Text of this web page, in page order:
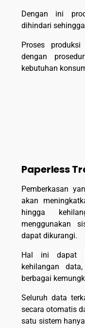
Dengan ini
dihindari
Proses
dengan
kebutuhan
Paperless
Pemberkasan
akan
hingga
menggunakan
dapat dikurangi.
Hal ini dapat
kehilangan
berbagai
Seluruh data
secara otomatis
satu sistem